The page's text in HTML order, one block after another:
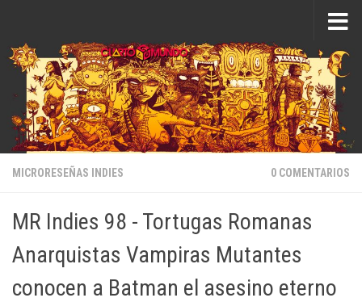
MICRORESEÑAS INDIES 0 COMENTARIOS
MR Indies 98 - Tortugas Romanas
Anarquistas Vampiras Mutantes
conocen a Batman el asesino eterno